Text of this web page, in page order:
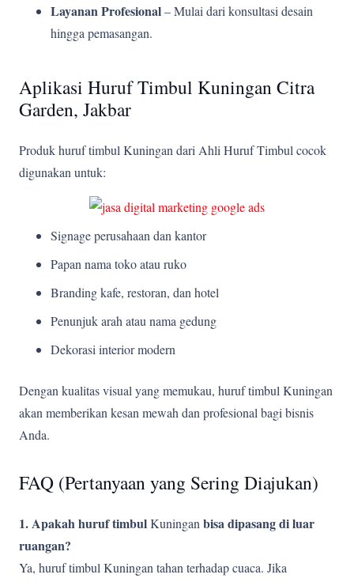
Layanan Profesional– Mulai dari konsultasi desain
hingga pemasangan.
Aplikasi Huruf Timbul Kuningan Citra
Garden, Jakbar
Produk huruf timbul Kuningan dari Ahli Huruf Timbul cocok
digunakan untuk:
Signage perusahaan dan kantor
Papan nama toko atau ruko
Branding kafe, restoran, dan hotel
Penunjuk arah atau nama gedung
Dekorasi interior modern
Dengan kualitas visual yang memukau, huruf timbul Kuningan
akan memberikan kesan mewah dan profesional bagi bisnis
Anda.
FAQ (Pertanyaan yang Sering Diajukan)
1. Apakah huruf timbulKuningan bisa dipasang di luar
ruangan?
Ya, huruf timbul Kuningan tahan terhadap cuaca. Jika